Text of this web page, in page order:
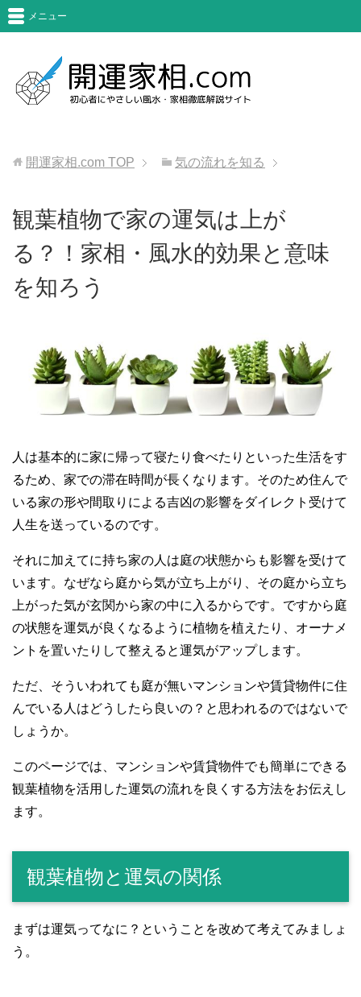
メニュー
開運家相.com TOP 気の流れを知る
観葉植物で家の運気は上が
る？！家相・風水的効果と意味
を知ろう
人は基本的に家に帰って寝たり食べたりといった生活をす
るため、家での滞在時間が長くなります。そのため住んで
いる家の形や間取りによる吉凶の影響をダイレクト受けて
人生を送っているのです。
それに加えてに持ち家の人は庭の状態からも影響を受けて
います。なぜなら庭から気が立ち上がり、その庭から立ち
上がった気が玄関から家の中に入るからです。ですから庭
の状態を運気が良くなるように植物を植えたり、オーナメ
ントを置いたりして整えると運気がアップします。
ただ、そういわれても庭が無いマンションや賃貸物件に住
んでいる人はどうしたら良いの？と思われるのではないで
しょうか。
このページでは、マンションや賃貸物件でも簡単にできる
観葉植物を活用した運気の流れを良くする方法をお伝えし
ます。
観葉植物と運気の関係
まずは運気ってなに？ということを改めて考えてみましょ
う。